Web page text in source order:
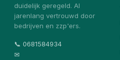
duidelijk geregeld. Al
jarenlang vertrouwd door
bedrijven en zzp'ers.
📞 0681584934
✉